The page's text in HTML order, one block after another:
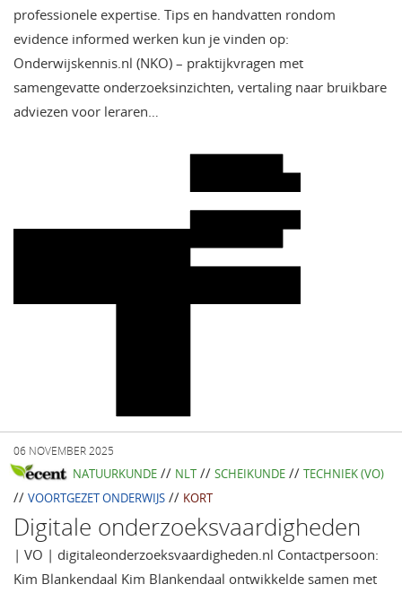
professionele expertise. Tips en handvatten rondom
evidence informed werken kun je vinden op:
Onderwijskennis.nl (NKO) – praktijkvragen met
samengevatte onderzoeksinzichten, vertaling naar bruikbare
adviezen voor leraren…
06 NOVEMBER 2025
NATUURKUNDE// NLT// SCHEIKUNDE// TECHNIEK (VO)
// VOORTGEZET ONDERWIJS // KORT
Digitale onderzoeksvaardigheden
| VO | digitaleonderzoeksvaardigheden.nl Contactpersoon:
Kim Blankendaal Kim Blankendaal ontwikkelde samen met